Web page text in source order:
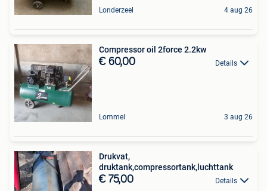
Londerzeel 4 aug 26
Compressor oil 2force 2.2kw
€ 60,00 Details
Lommel 3 aug 26
Drukvat,
druktank,compressortank,luchttank
€ 75,00 Details